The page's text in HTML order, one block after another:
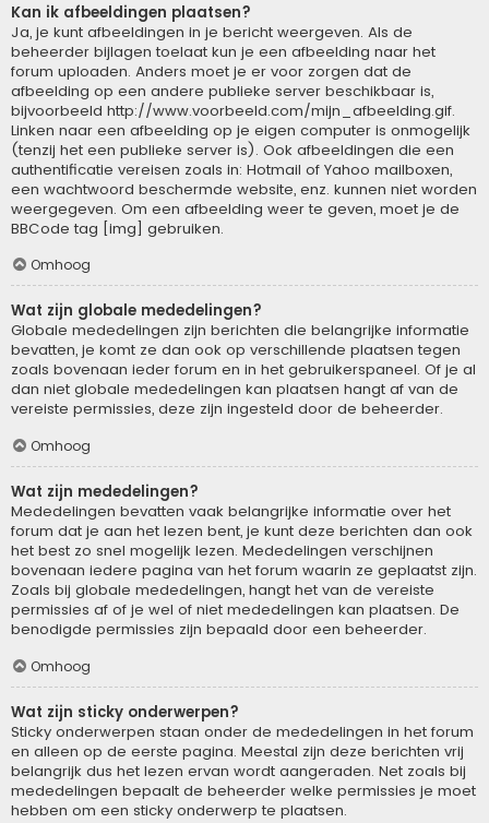
Kan ik afbeeldingen plaatsen?
Ja, je kunt afbeeldingen in je bericht weergeven. Als de
beheerder bijlagen toelaat kun je een afbeelding naar het
forum uploaden. Anders moet je er voor zorgen dat de
afbeelding op een andere publieke server beschikbaar is,
bijvoorbeeld http://www.voorbeeld.com/mijn_afbeelding.gif.
Linken naar een afbeelding op je eigen computer is onmogelijk
(tenzij het een publieke server is). Ook afbeeldingen die een
authentificatie vereisen zoals in: Hotmail of Yahoo mailboxen,
een wachtwoord beschermde website, enz. kunnen niet worden
weergegeven. Om een afbeelding weer te geven, moet je de
BBCode tag [img] gebruiken.
Omhoog
Wat zijn globale mededelingen?
Globale mededelingen zijn berichten die belangrijke informatie
bevatten, je komt ze dan ook op verschillende plaatsen tegen
zoals bovenaan ieder forum en in het gebruikerspaneel. Of je al
dan niet globale mededelingen kan plaatsen hangt af van de
vereiste permissies, deze zijn ingesteld door de beheerder.
Omhoog
Wat zijn mededelingen?
Mededelingen bevatten vaak belangrijke informatie over het
forum dat je aan het lezen bent, je kunt deze berichten dan ook
het best zo snel mogelijk lezen. Mededelingen verschijnen
bovenaan iedere pagina van het forum waarin ze geplaatst zijn.
Zoals bij globale mededelingen, hangt het van de vereiste
permissies af of je wel of niet mededelingen kan plaatsen. De
benodigde permissies zijn bepaald door een beheerder.
Omhoog
Wat zijn sticky onderwerpen?
Sticky onderwerpen staan onder de mededelingen in het forum
en alleen op de eerste pagina. Meestal zijn deze berichten vrij
belangrijk dus het lezen ervan wordt aangeraden. Net zoals bij
mededelingen bepaalt de beheerder welke permissies je moet
hebben om een sticky onderwerp te plaatsen.